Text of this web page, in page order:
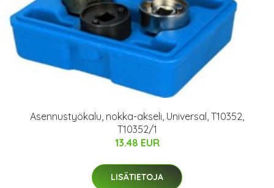
Asennustyökalu, nokka-akseli, Universal, T10352,
T10352/1
13.48 EUR
LISÄTIETOJA